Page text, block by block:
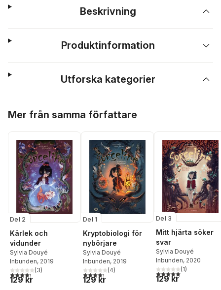
Beskrivning
Produktinformation
Utforska kategorier
Mer från samma författare
Del 2
Kärlek och
vidunder
Sylvia Douyé
Inbunden, 2019
4,3utav 5 stjärnor. Totalt antal röster:
(3)
129 kr
Del 1
Kryptobiologi för
nybörjare
Sylvia Douyé
Inbunden, 2019
4,3utav 5 stjärnor. Totalt antal röster:
(4)
129 kr
Del 3
Mitt hjärta söker
svar
Sylvia Douyé
Inbunden, 2020
5,0utav 5 stjärnor.
(1)
129 kr